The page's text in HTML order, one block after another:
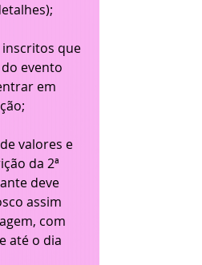
evento
em
da 2ª
deve
assim
com
até o dia